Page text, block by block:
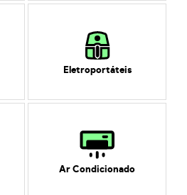
Eletroportáteis
Ar Condicionado